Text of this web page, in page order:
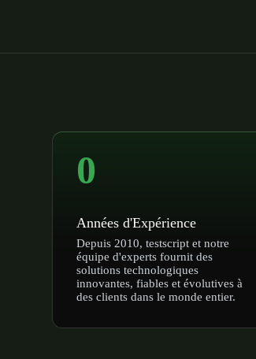
0
Années d'Expérience
Depuis 2010, testscript et notre
équipe d'experts fournit des
solutions technologiques
innovantes, fiables et évolutives à
des clients dans le monde entier.